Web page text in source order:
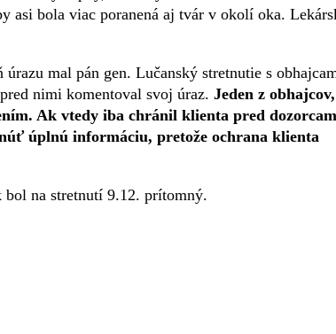
asi bola viac poranená aj tvár v okolí oka.
mal pán gen. Lučanský stretnutie s
nimi komentoval svoj úraz. Jeden z obhajcov,
Ak vtedy iba chránil klienta pred
úplnú informáciu, pretože ochrana klienta
na stretnutí 9.12. prítomný.